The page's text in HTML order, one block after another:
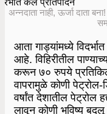
अन्नदाता नाही, ऊर्जा दाता
आता गाड्यांमध्ये
आहे. विहिरीतील
करून ७० रुपये
वापरामुळे कोणी पेट्रोल-
वर्षांत देशातील पेट्रोल
लावून कोणी भविष्य